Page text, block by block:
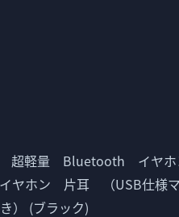
型 超軽量 Bluetooth イ
ホン 片耳 （USB仕様マ
） (ブラック)